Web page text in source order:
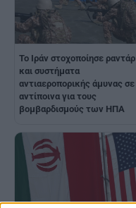
Το Ιράν στοχοποίησε ραντάρ
και συστήματα
αντιαεροπορικής άμυνας σε
αντίποινα για τους
βομβαρδισμούς των ΗΠΑ